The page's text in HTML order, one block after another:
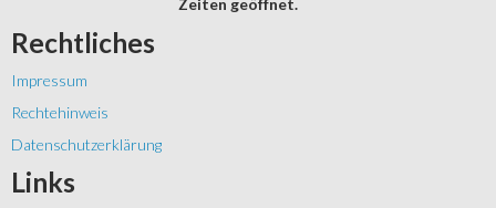
Rechtliches
Impressum
Rechtehinweis
Datenschutzerklärung
Links